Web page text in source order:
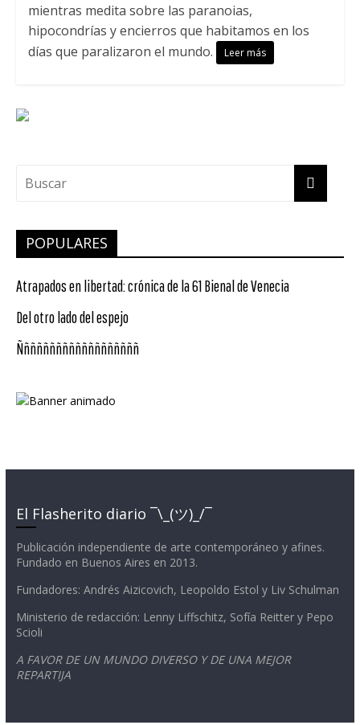
mientras medita sobre las paranoias,
hipocondrías y encierros que habitamos en los
días que paralizaron el mundo.
Leer más
POPULARES
Atrapados en libertad: crónica de la 61 Bienal de Venecia
Del otro lado del espejo
Ñññññññññññññññññññ
El Flasherito diario ¯\_(ツ)_/¯
Publicación independiente de arte contemporáneo y afines.
Fundado en Buenos Aires en 2013.
Fundadores: Andrés Aizicovich, Leopoldo Estol y Liv Schulman
Ministerio de redacción: Lenny Liffschitz, Sofía Reitter y Pepo
Scioli
A FAVOR DE UN MUNDO DIVERSO Y DE UNA MEJOR
REPARTIJA